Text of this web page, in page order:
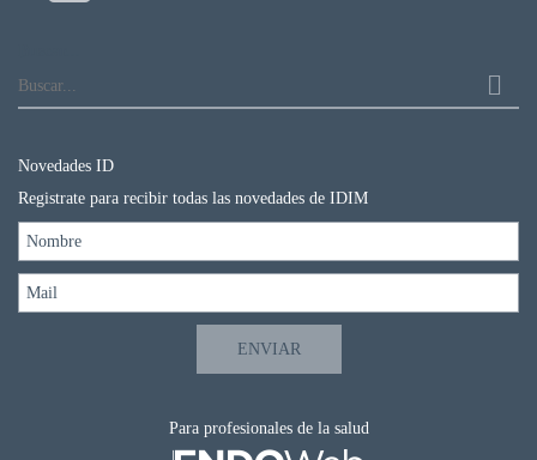
Para profesionales de la salud
Novedades ID
Registrate para recibir todas las novedades de IDIM